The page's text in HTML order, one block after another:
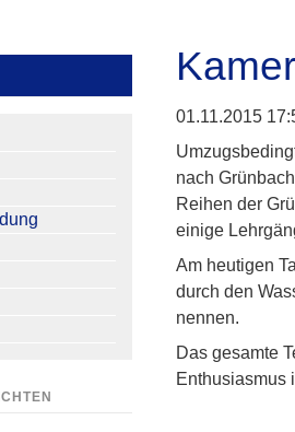
01.11.2015
nach
Reihen der
einige
Am heutigen
durch den
nennen.
Das gesamte
Enthusiasmus